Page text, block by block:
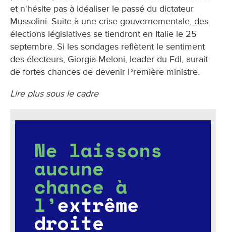
et n'hésite pas à idéaliser le passé du dictateur
Mussolini. Suite à une crise gouvernementale, des
élections législatives se tiendront en Italie le 25
septembre. Si les sondages reflètent le sentiment
des électeurs, Giorgia Meloni, leader du FdI, aurait
de fortes chances de devenir Première ministre.
Lire plus sous le cadre